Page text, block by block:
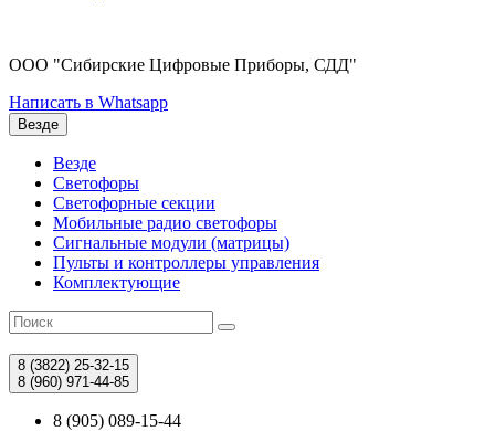
ООО "Сибирские Цифровые Приборы, СДД"
Написать в Whatsapp
Везде
Везде
Светофоры
Светофорные секции
Мобильные радио светофоры
Сигнальные модули (матрицы)
Пульты и контроллеры управления
Комплектующие
8 (3822) 25-32-15
8 (960) 971-44-85
8 (905) 089-15-44